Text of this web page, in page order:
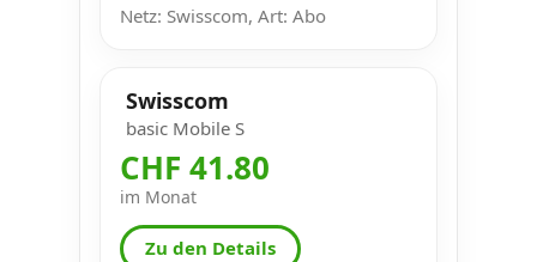
Netz: Swisscom, Art: Abo
Swisscom
basic Mobile S
CHF 41.80
im Monat
Zu den Details